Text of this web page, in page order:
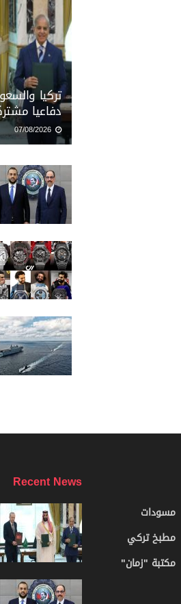
تركيا
دفاعيا
مسودات
مطبخ تركي
مكتبة "زمان"
Recent News